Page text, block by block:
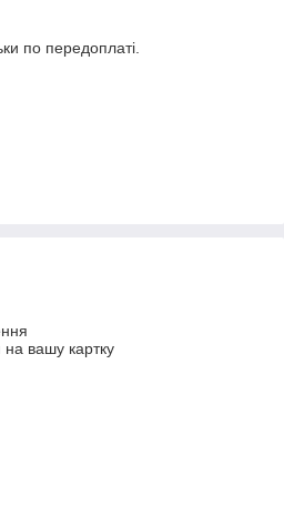
по передоплаті.
на вашу картку